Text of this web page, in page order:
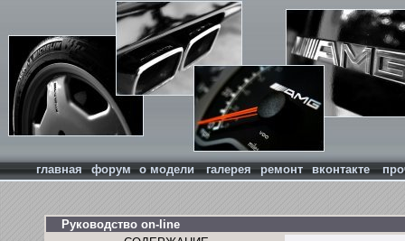
главная форум о модели галерея ремонт вконтакте
Руководство on-line